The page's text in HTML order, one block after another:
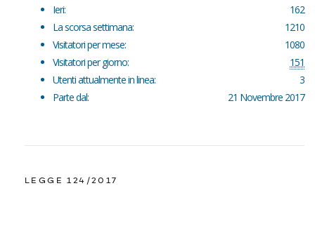
162
Ieri:
1210
La scorsa settimana:
1080
Visitatori per mese:
151
Visitatori per giorno:
3
Utenti attualmente in linea:
21 Novembre 2017
Parte dal:
LEGGE 124/2017